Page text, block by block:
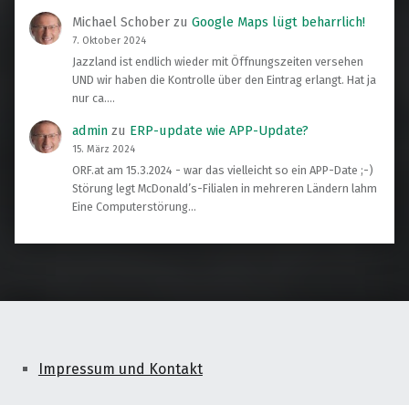
Michael Schober zuGoogle Maps lügt beharrlich!
7. Oktober 2024
Jazzland ist endlich wieder mit Öffnungszeiten versehen
UND wir haben die Kontrolle über den Eintrag erlangt. Hat ja
nur ca.…
admin zu ERP-update wie APP-Update?
15. März 2024
ORF.at am 15.3.2024 - war das vielleicht so ein APP-Date ;-)
Störung legt McDonald’s-Filialen in mehreren Ländern lahm
Eine Computerstörung…
Impressum und Kontakt